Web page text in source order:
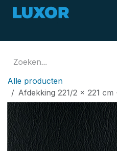
Overslaan naar inhoud
Alle producten
Afdekking 221/2 x 221 cm